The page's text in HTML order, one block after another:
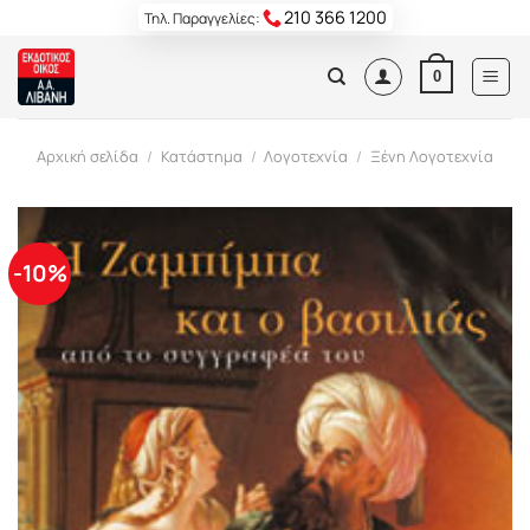
content
Τηλ. Παραγγελίες: 210 366 1200
0
Αρχική σελίδα / Κατάστημα / Λογοτεχνία / Ξένη Λογοτεχνία
-10%